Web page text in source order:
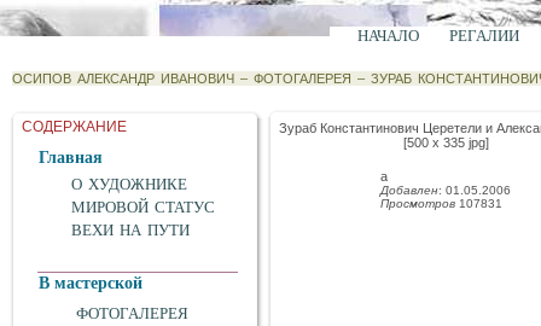
НАЧАЛО РЕГАЛИИ
ОСИПОВ АЛЕКСАНДР ИВАНОВИЧ – ФОТОГАЛЕРЕЯ – ЗУРАБ
СОДЕРЖАНИЕ
Главная
О ХУДОЖНИКЕ
МИРОВОЙ СТАТУС
ВЕХИ НА ПУТИ
В мастерской
ФОТОГАЛЕРЕЯ
Зураб Константинович Церетели и
[500 x 335 jpg]
а
Добавлен: 01.05.2006
Просмотров 107831